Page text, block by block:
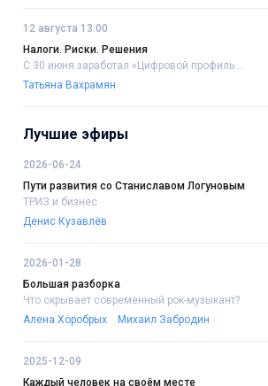
12 августа 13:00
Налоги. Риски. Решения
С 30 июня заработал «Цифровой профиль....
Татьяна Вахрамян
Лучшие эфиры
2026-06-24
Пути развития со Станиславом Логуновым
ТРИЗ и бизнес
Денис Кузавлёв
2026-01-28
Большая разборка
Что скрывает современный рок-музыкант?
Алена Хоробрых
Михаил Забродин
2025-12-09
Каждый человек на своём месте